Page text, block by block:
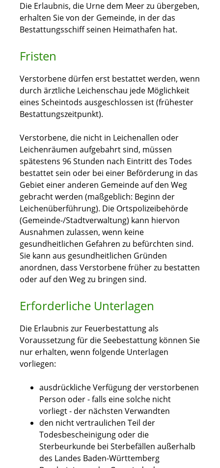
Die Erlaubnis, die Urne dem Meer zu übergeben,
erhalten Sie von der Gemeinde, in der das
Bestattungsschiff seinen Heimathafen hat.
Fristen
Verstorbene dürfen erst bestattet werden, wenn
durch ärztliche Leichenschau jede Möglichkeit
eines Scheintods ausgeschlossen ist (frühester
Bestattungszeitpunkt).
Verstorbene, die nicht in Leichenallen oder
Leichenräumen aufgebahrt sind, müssen
spätestens 96 Stunden nach Eintritt des Todes
bestattet sein oder bei einer Beförderung in das
Gebiet einer anderen Gemeinde auf den Weg
gebracht werden (maßgeblich: Beginn der
Leichenüberführung). Die Ortspolizeibehörde
(Gemeinde-/Stadtverwaltung) kann hiervon
Ausnahmen zulassen, wenn keine
gesundheitlichen Gefahren zu befürchten sind.
Sie kann aus gesundheitlichen Gründen
anordnen, dass Verstorbene früher zu bestatten
oder auf den Weg zu bringen sind.
Erforderliche Unterlagen
Die Erlaubnis zur Feuerbestattung als
Voraussetzung für die Seebestattung können Sie
nur erhalten, wenn folgende Unterlagen
vorliegen:
ausdrückliche Verfügung der verstorbenen
Person oder - falls eine solche nicht
vorliegt - der nächsten Verwandten
den nicht vertraulichen Teil der
Todesbescheinigung oder die
Sterbeurkunde bei Sterbefällen außerhalb
des Landes Baden-Württemberg